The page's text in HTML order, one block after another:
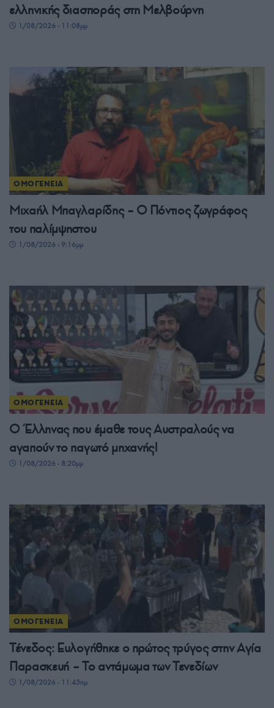
ελληνικής διασποράς στη Μελβούρνη
1/08/2026 - 11:08μμ
ΟΜΟΓΕΝΕΙΑ
Μιχαήλ Μπαγλαρίδης – Ο Πόντιος ζωγράφος
του παλίμψηστου
1/08/2026 - 9:16μμ
ΟΜΟΓΕΝΕΙΑ
Ο Έλληνας που έμαθε τους Αυστραλούς να
αγαπούν το παγωτό μηχανής!
1/08/2026 - 8:20μμ
ΟΜΟΓΕΝΕΙΑ
Τένεδος: Ευλογήθηκε ο πρώτος τρύγος στην Αγία
Παρασκευή – Το αντάμωμα των Τενεδίων
1/08/2026 - 11:45πμ